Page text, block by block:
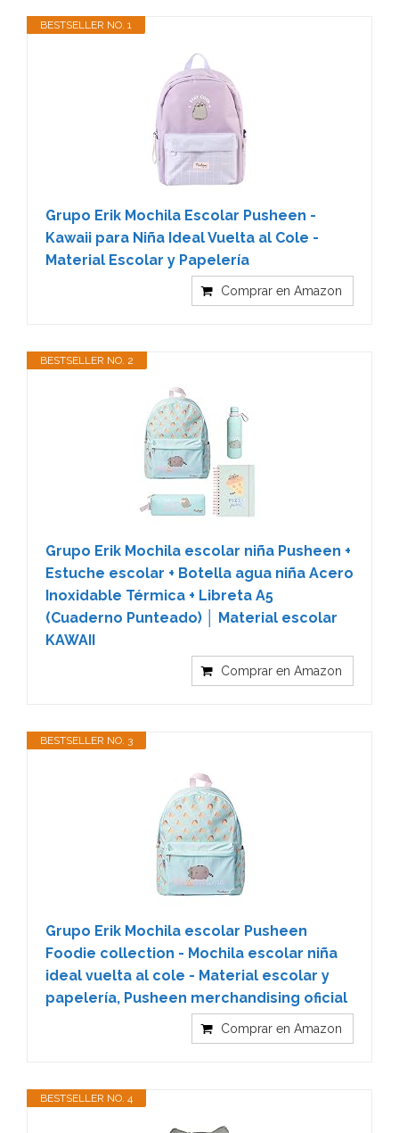
BESTSELLER NO. 1
Grupo Erik Mochila Escolar Pusheen -
Kawaii para Niña Ideal Vuelta al Cole -
Material Escolar y Papelería
Comprar en Amazon
BESTSELLER NO. 2
Grupo Erik Mochila escolar niña Pusheen +
Estuche escolar + Botella agua niña Acero
Inoxidable Térmica + Libreta A5
(Cuaderno Punteado) │ Material escolar
KAWAII
Comprar en Amazon
BESTSELLER NO. 3
Grupo Erik Mochila escolar Pusheen
Foodie collection - Mochila escolar niña
ideal vuelta al cole - Material escolar y
papelería, Pusheen merchandising oficial
Comprar en Amazon
BESTSELLER NO. 4